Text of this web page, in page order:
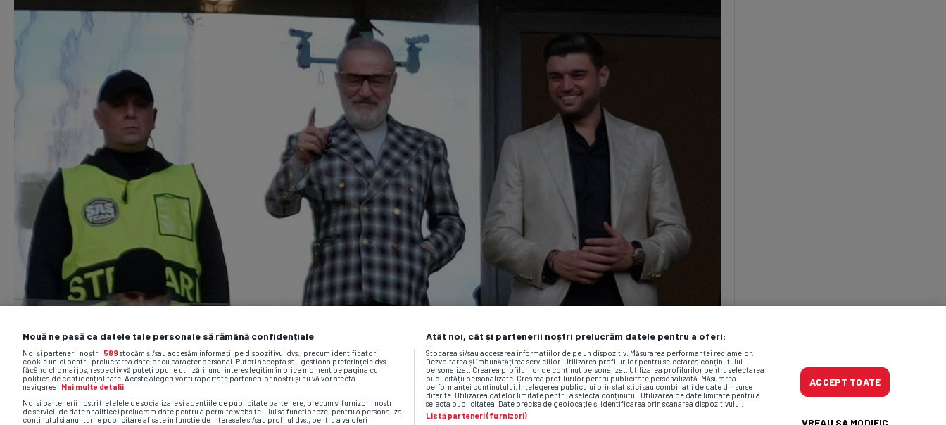
Nouă ne pasă ca datele tale personale să rămână confidențiale
Noi și partenerii noștri 589 stocăm și/sau accesăm informații pe dispozitivul dvs., precum identificatorii
cookie unici pentru prelucrarea datelor cu caracter personal. Puteți accepta sau gestiona preferințele dvs.
făcând clic mai jos, respectiv vă puteți opune utilizării unui interes legitim în orice moment pe pagina cu
politica de confidențialitate. Aceste alegeri vor fi raportate partenerilor noștri și nu vă vor afecta
navigarea.
Mai multe detalii
Noi si partenerii nostri (retelele de socializare si agentiile de publicitate partenere, precum si furnizorii nostri
de servicii de date analitice) prelucram date pentru a permite website-ului sa functioneze, pentru a personaliza
continutul si anunturile publicitare afisate in functie de interesele si/sau profilul dvs., pentru a va oferi
Atât noi, cât și partenerii noștri prelucrăm datele pentru a oferi:
Stocarea și/sau accesarea informațiilor de pe un dispozitiv. Măsurarea performanței reclamelor.
Dezvoltarea și îmbunătățirea serviciilor. Utilizarea profilurilor pentru selectarea conținutului
personalizat. Crearea profilurilor de conținut personalizat. Utilizarea profilurilor pentru selectarea
publicității personalizate. Crearea profilurilor pentru publicitate personalizată. Măsurarea
performanței conținutului. Înțelegerea publicului prin statistici sau combinații de date din surse
diferite. Utilizarea datelor limitate pentru a selecta conținutul. Utilizarea de date limitate pentru a
selecta publicitatea. Date precise de geolocație și identificarea prin scanarea dispozitivului.
Listă parteneri (furnizori)
ACCEPT TOATE
VREAU SA MODIFIC